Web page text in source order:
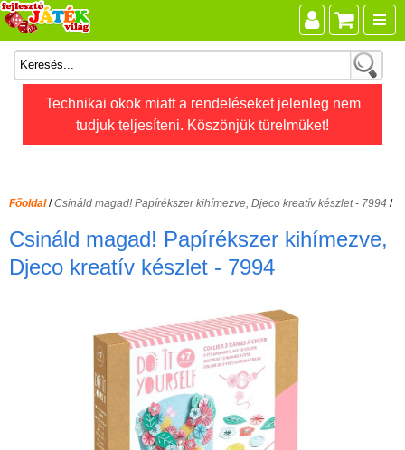
Technikai okok miatt a rendeléseket jelenleg nem
tudjuk teljesíteni. Köszönjük türelmüket!
Főoldal/Csináld magad! Papírékszer kihímezve, Djeco kreatív készlet - 7994 /
Csináld magad! Papírékszer kihímezve,
Djeco kreatív készlet - 7994
Összes játék
Játékok életkor szerint
Bébijátékok
Építőjáték
Foglalkoztató füzet
Fajátékok
Játék hangszer
Futóbiciklik, rollerek